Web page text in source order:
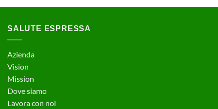
SALUTE ESPRESSA
Azienda
Vision
Mission
Dove siamo
Lavora con noi